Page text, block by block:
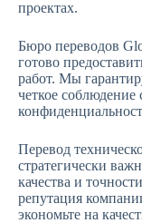
проектах.
Бюро переводов
готово
работ. Мы
четкое
Перевод
стратегически
качества и
репутация
экономьте на